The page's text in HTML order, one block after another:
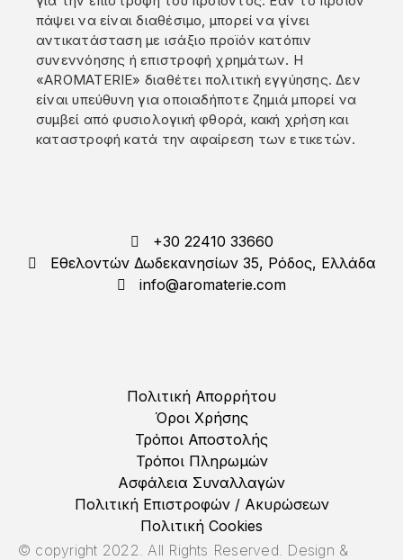
πάψει να είναι διαθέσιμο, μπορεί να γίνει
αντικατάσταση με ισάξιο προϊόν κατόπιν
συνεννόησης ή επιστροφή χρημάτων. Η
«AROMATERIE» διαθέτει πολιτική εγγύησης. Δεν
είναι υπεύθυνη για οποιαδήποτε ζημιά μπορεί να
συμβεί από φυσιολογική φθορά, κακή χρήση και
καταστροφή κατά την αφαίρεση των ετικετών.
+30 22410 33660
Εθελοντών Δωδεκανησίων 35, Ρόδος, Ελλάδα
info@aromaterie.com
Πολιτική Απορρήτου
Όροι Χρήσης
Τρόποι Αποστολής
Τρόποι Πληρωμών
Ασφάλεια Συναλλαγών
Πολιτική Επιστροφών / Ακυρώσεων
Πολιτική Cookies
© copyright 2022. All Rights Reserved. Design &